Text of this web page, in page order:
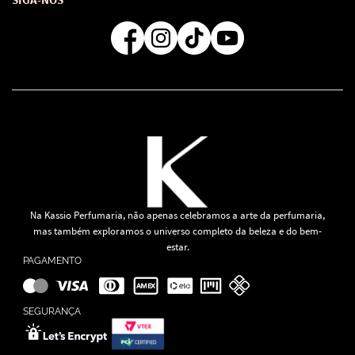
Regra de Frete Grátis
Na Kassio Perfumaria, não apenas celebramos a arte da perfumaria,
mas também exploramos o universo completo da beleza e do bem-
estar.
PAGAMENTO
SEGURANÇA